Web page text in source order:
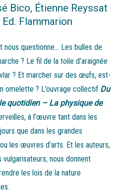
Bico, Étienne Reyssat
Flammarion
nous questionne… Les bulles de
? Le fil de la toile d’araignée
? Et marcher sur des œufs, est-
omelette ? L’ouvrage collectif Du
quotidien – La physique de
à l’œuvre tant dans les
que dans les grandes
les œuvres d’arts. Et les auteurs,
nous donnent
les lois de la nature